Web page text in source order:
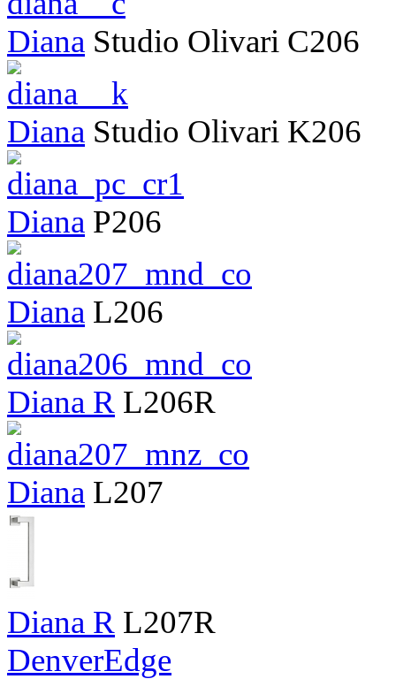
Diana Studio Olivari C206
Diana Studio Olivari K206
Diana P206
Diana L206
Diana R L206R
Diana L207
Diana R L207R
DenverEdge